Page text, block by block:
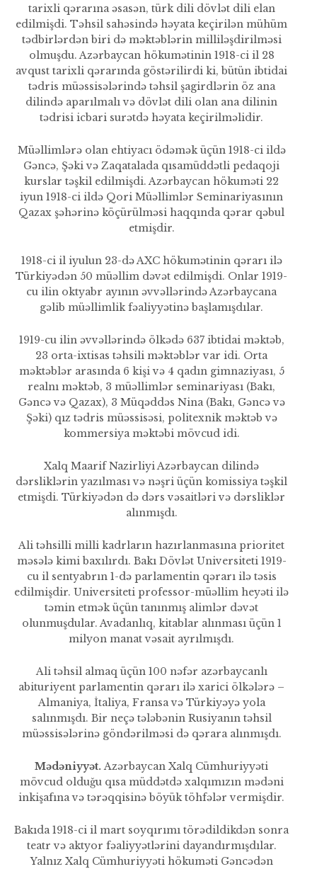
tarixli qərarına əsasən, türk dili dövlət dili elan
edilmişdi. Təhsil sahəsində həyata keçirilən mühüm
tədbirlərdən biri də məktəblərin milliləşdirilməsi
ol­muşdu. Azərbaycan hökumətinin 1918-ci il 28
avqust tarixli qərarında göstərilirdi ki, bütün ibtidai
tədris müəssisələrində təhsil şagirdlərin öz ana
dilində aparılmalı və dövlət dili olan ana dilinin
tədrisi icbari surətdə həyata keçirilməlidir.
Müəllimlərə olan ehtiyacı ödəmək üçün 1918-ci ildə
Gəncə, Şəki və Zaqatalada qısamüddətli pedaqoji
kurslar təşkil edilmişdi. Azərbaycan hökuməti 22
iyun 1918-ci ildə Qori Müəllimlər Seminariyasının
Qazax şəhərinə köçürülməsi haqqında qərar qəbul
etmişdir.
1918-ci il iyulun 23-də AXC hökumətinin qərarı ilə
Türkiyədən 50 müəllim dəvət edilmişdi. Onlar 1919-
cu ilin oktyabr ayının əvvəllərində Azərbaycana
gəlib müəllimlik fəaliyyətinə başlamış­dılar.
1919-cu ilin əvvəllərində ölkədə 637 ibtidai məktəb,
23 orta-ixtisas təhsili məktəblər var idi. Orta
məktəblər arasında 6 kişi və 4 qadın gimnaziyası, 5
realnı məktəb, 3 müəllimlər seminari­yası (Bakı,
Gəncə və Qazax), 3 Müqəddəs Nina (Bakı, Gəncə və
Şəki) qız tədris müəssisəsi, politexnik məktəb və
kommersiya məktəbi mövcud idi.
Xalq Maarif Nazirliyi Azərbaycan dilində
dərsliklərin yazılması və nəşri üçün komissiya təşkil
etmişdi. Türkiyədən də dərs vəsaitləri və dərsliklər
alınmışdı.
Ali təhsilli milli kadrların hazır­lanmasına prioritet
məsələ kimi baxılırdı. Bakı Dövlət Universiteti 1919-
cu il sentyabrın 1-də parla­mentin qərarı ilə təsis
edilmişdir. Universiteti professor-müəllim heyəti ilə
təmin etmək üçün tanın­mış alimlər dəvət
olunmuşdular. Avadanlıq, kitablar alınması üçün 1
milyon manat vəsait ayrılmışdı.
Ali təhsil almaq üçün 100 nəfər azərbaycanlı
abituriyent parlamen­tin qərarı ilə xarici ölkələrə –
Alma­niya, İtaliya, Fransa və Türkiyəyə yola
salınmışdı. Bir neçə tələbənin Rusiyanın təhsil
müəssisələrinə göndərilməsi də qərara alınmışdı.
Mədəniyyət.Azərbaycan Xalq Cümhuriyyəti
mövcud olduğu qısa müddətdə xalqımızın mədəni
inkişafına və tərəqqisinə böyük töhfələr vermişdir.
Bakıda 1918-ci il mart soyqı­rımı törədildikdən sonra
teatr və aktyor fəaliyyətlərini dayandırmış­dılar.
Yalnız Xalq Cümhuriyyəti hökuməti Gəncədən